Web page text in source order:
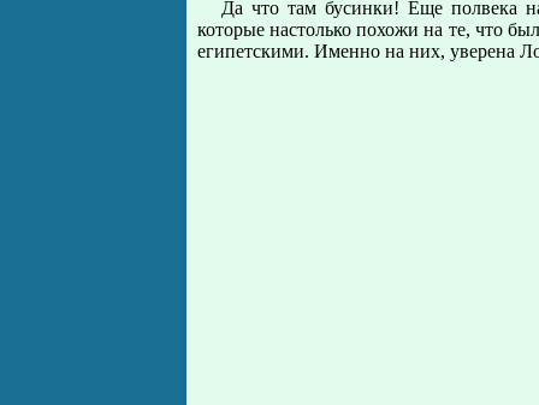
Да что там бусинки! Еще полвека
которые настолько похожи на те, что
египетскими. Именно на них, уверена